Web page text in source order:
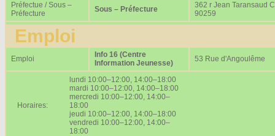
Préfectue / Sous –
Préfecture
Sous – Préfecture
362 r Jean Taransaud
90259
Emploi
Emploi
Info 16 (Centre
Information Jeunesse)
53 Rue d'Angoulême
Horaires:
lundi 10:00–12:00, 14:00–18:00
mardi 10:00–12:00, 14:00–18:00
mercredi 10:00–12:00, 14:00–
18:00
jeudi 10:00–12:00, 14:00–18:00
vendredi 10:00–12:00, 14:00–
18:00